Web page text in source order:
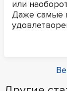
или
Даже самые